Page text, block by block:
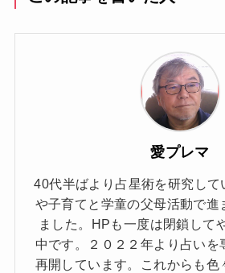
愛プレマ
40代半ばより占星術を研究して
や子育てと学童の父母活動で進
ました。HPも一度は閉鎖して
中です。２０２２年より占いを
再開しています。これからも色